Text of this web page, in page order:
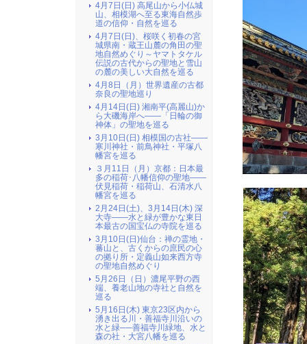
4月7日(日) 高尾山から小仏城
山、相模湖へ至る東海自然歩
道の信仰・自然を巡る
4月7日(日)、桜咲く初春の宮
城県南・蔵王山麓の角田の聖
地自然めぐり～ヤマトタケル
伝説の古代からの聖地と雪山
の麓の美しい大自然を巡る
4月8日（月）世界遺産の古都
奈良の聖地巡り
4月14日(日) 湘南平(高麗山)か
ら大磯海岸へ――「日輪の御
神体」の聖地を巡る
3月10日(日) 相模国の古社――
寒川神社・前鳥神社・平塚八
幡宮を巡る
３月11日（月）京都：日本最
多の稲荷･八幡信仰の聖地――
伏見稲荷・稲荷山、石清水八
幡宮を巡る
2月24日(土)、3月14日(木) 深
大寺――水と緑が豊かな東日
本最古の国宝仏の寺院を巡る
3月10日(日)仙台：禅の霊地・
蕃山と、古くからの庶民の心
の拠り所・定義山如来西方寺
の聖地自然めぐり
5月26日（日）濃尾平野の西
端、養老山地の寺社と自然を
巡る
5月16日(木) 東京23区内から
湧き出る川・善福寺川沿いの
水と緑──善福寺川緑地、水と
森の社・大宮八幡を巡る